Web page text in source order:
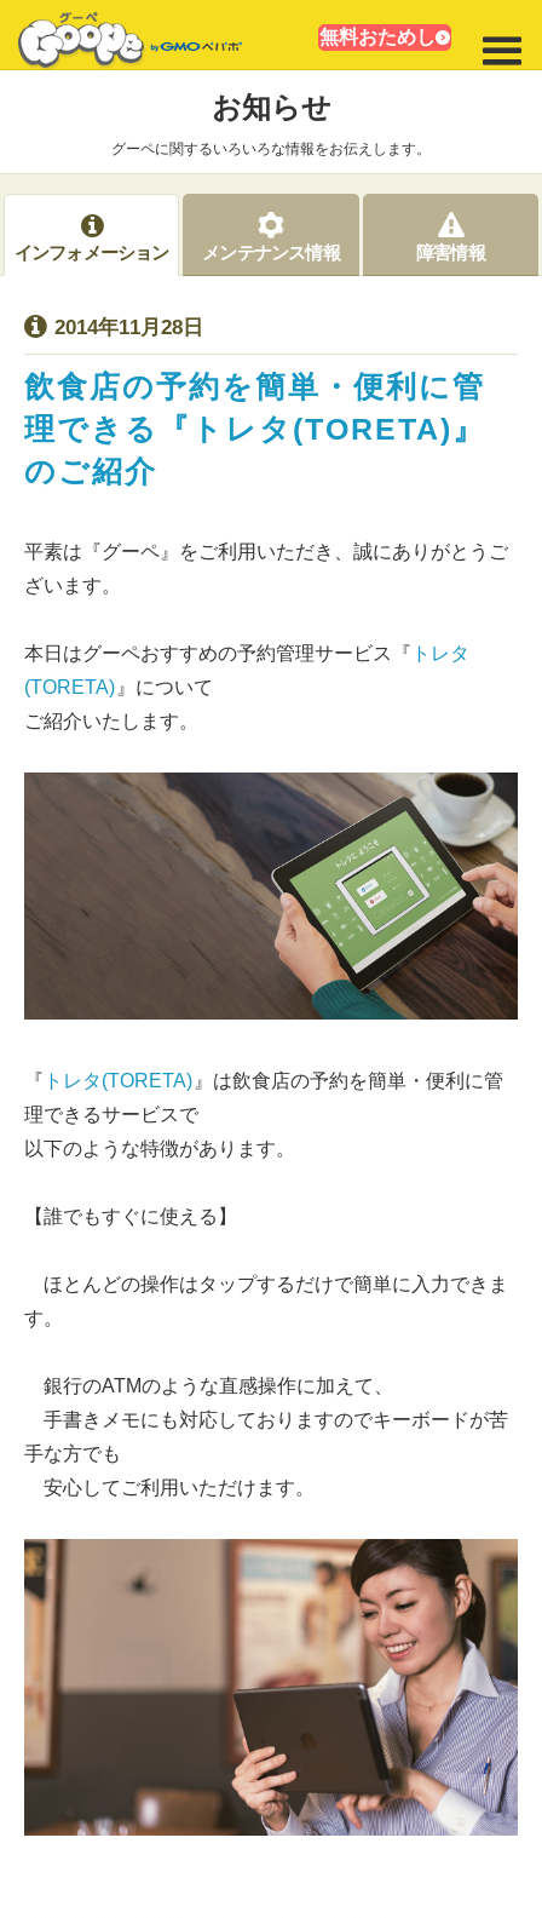
無料おためし
お知らせ
グーペに関するいろいろな情報をお伝えします。
インフォメーション メンテナンス情報 障害情報
2014年11月28日
飲食店の予約を簡単・便利に管
理できる『トレタ(TORETA)』
のご紹介
平素は『グーペ』をご利用いただき、誠にありがとうご
ざいます。
本日はグーペおすすめの予約管理サービス『 トレタ
(TORETA) 』について
ご紹介いたします。
『 トレタ(TORETA) 』は飲食店の予約を簡単・便利に管
理できるサービスで
以下のような特徴があります。
【誰でもすぐに使える】
ほとんどの操作はタップするだけで簡単に入力できま
す。
銀行のATMのような直感操作に加えて、
手書きメモにも対応しておりますのでキーボードが苦
手な方でも
安心してご利用いただけます。